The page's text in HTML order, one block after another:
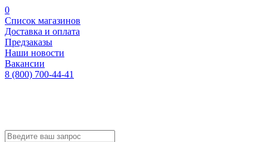
0
Список магазинов
Доставка и оплата
Предзаказы
Наши новости
Вакансии
8 (800) 700-44-41